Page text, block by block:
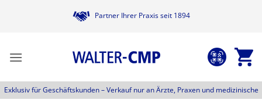
Partner Ihrer Praxis seit 1894
Exklusiv für Geschäftskunden –Verkauf nur an Ärzte, Praxen und medizinische